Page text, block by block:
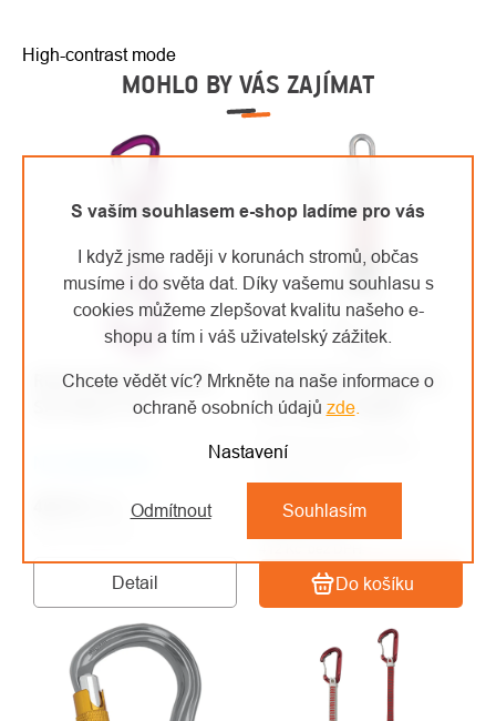
S vaším souhlasem e-shop ladíme pro vás
I když jsme raději v korunách stromů, občas
musíme i do světa dat. Díky vašemu souhlasu s
cookies můžeme zlepšovat kvalitu našeho e-
shopu a tím i váš uživatelský zážitek.
Chcete vědět víc? Mrkněte na naše informace o
ochraně osobních údajů zde.
Nastavení
Odmítnout Souhlasím
High-contrast mode
MOHLO BY VÁS ZAJÍMAT
Rock Empire expreska
Set Racer P16
Detail
Rock Empire expreska
Set Indoor Rapide
Do košíku
Indoorová expreska